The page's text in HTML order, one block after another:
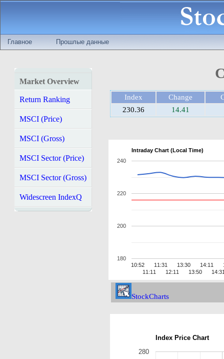
Главное Прошлые данные
Market Overview
Return Ranking
MSCI (Price)
MSCI (Gross)
MSCI Sector (Price)
MSCI Sector (Gross)
Widescreen IndexQ
Index Change
230.36
14.41
Intraday Chart (Local Time)
10:52
11:11
11:31
12:11
13:30
13:50
14:11
180
200
220
240
StockCharts
Index Price Chart
280